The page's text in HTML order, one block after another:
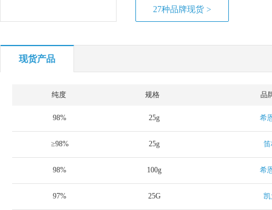
27种品牌现货 >
现货产品
纯度 规格 品
98% 25g 希
≥98% 25g
98% 100g 希
97% 25G